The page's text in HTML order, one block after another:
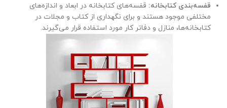
قفسه‌بندی کتابخانه: قفسه‌های کتابخانه در ابعاد و اندازه‌های
مختلفی موجود هستند و برای نگهداری از کتاب و مجلات در
کتابخانه‌ها، منازل و دفاتر کار مورد استفاده قرار می‌گیرند.